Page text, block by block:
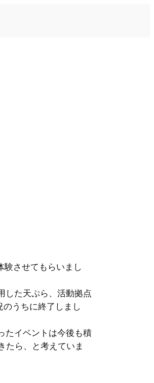
験させてもらいまし
した天ぷら、活動拠点
うちに終了しまし
たイベントは今後も積
たら、と考えていま